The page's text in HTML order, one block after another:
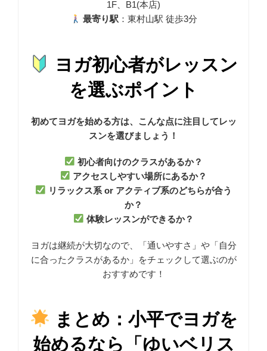
1F、B1(本店)
最寄り駅 ：東村山駅 徒歩3分
ヨガ初心者がレッスン
を選ぶポイント
初めてヨガを始める方は、こんな点に注目してレッ
スンを選びましょう！
初心者向けのクラスがあるか？
アクセスしやすい場所にあるか？
リラックス系 or アクティブ系のどちらが合う
か？
体験レッスンができるか？
ヨガは継続が大切なので、「通いやすさ」や「自分
に合ったクラスがあるか」をチェックして選ぶのが
おすすめです！
まとめ：小平でヨガを
始めるなら「ゆいベリス